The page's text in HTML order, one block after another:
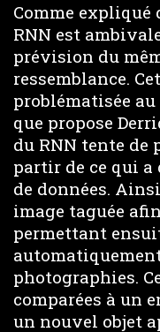
Comme expliqué
RNN est
prévision du
ressemblance.
problématisée
que propose
du RNN tente
partir de ce qui a
de données.
image taguée
permettant
photographies.
comparées à un
un nouvel objet